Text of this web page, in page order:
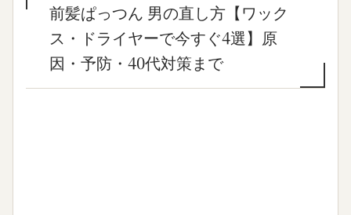
前髪ぱっつん 男の直し方【ワック
ス・ドライヤーで今すぐ4選】原
因・予防・40代対策まで